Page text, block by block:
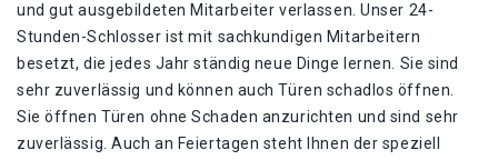
und gut ausgebildeten Mitarbeiter verlassen. Unser 24-
Stunden-Schlosser ist mit sachkundigen Mitarbeitern
besetzt, die jedes Jahr ständig neue Dinge lernen. Sie sind
sehr zuverlässig und können auch Türen schadlos öffnen.
Sie öffnen Türen ohne Schaden anzurichten und sind sehr
zuverlässig. Auch an Feiertagen steht Ihnen der speziell